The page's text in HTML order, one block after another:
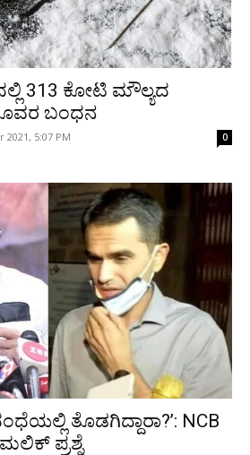
313 ಕೋಟಿ ಮೌಲ್ಯದ
ಬಂಧನ
2021, 5:07 PM 0
ತೊಡಗಿದ್ದಾರಾ?’: NCB
ಪ್ರಶ್ನೆ